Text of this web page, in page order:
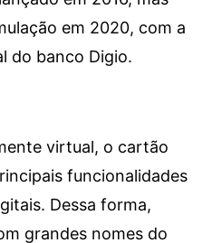
em 2020, com a
do banco Digio.
virtual, o cartão
funcionalidades
Dessa forma,
grandes nomes do